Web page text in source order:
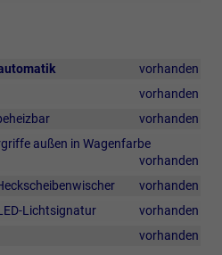
vorhanden
vorhanden
vorhanden
außen in Wagenfarbe
vorhanden
vorhanden
Lichtsignatur
vorhanden
vorhanden